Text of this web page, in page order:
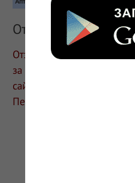
Отзывы
Отзывы размещают
за информацию в
сайте для ознакомления
Перед применением